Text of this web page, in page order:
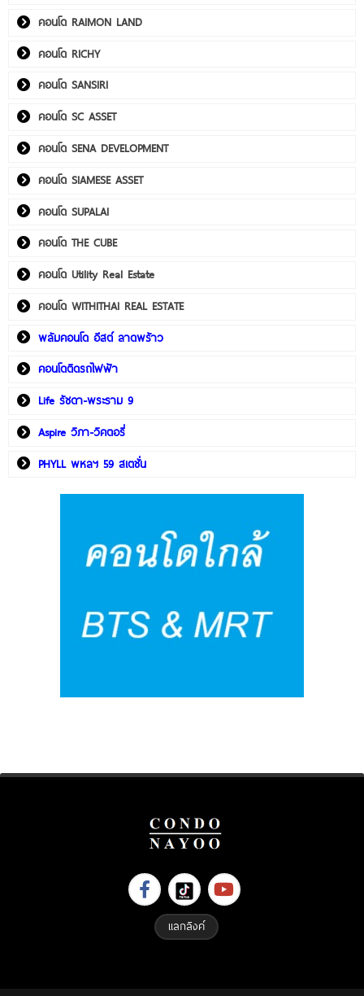
คอนโด RAIMON LAND
คอนโด RICHY
คอนโด SANSIRI
คอนโด SC ASSET
คอนโด SENA DEVELOPMENT
คอนโด SIAMESE ASSET
คอนโด SUPALAI
คอนโด THE CUBE
คอนโด Utility Real Estate
คอนโด WITHITHAI REAL ESTATE
พลัมคอนโด อีสต์ ลาดพร้าว
คอนโดติดรถไฟฟ้า
Life รัชดา-พระราม 9
Aspire วิภา-วิคตอรี่
PHYLL พหลฯ 59 สเตชั่น
แลกลิงค์